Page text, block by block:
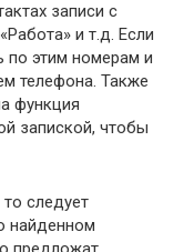
записи с
и т.д. Если
по этим номерам и
телефона. Также
функция
запиской, чтобы
следует
найденном